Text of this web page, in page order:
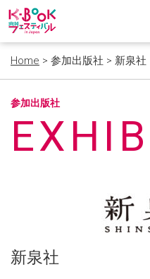
Home > 参加出版社 > 新泉社
参加出版社
新泉社